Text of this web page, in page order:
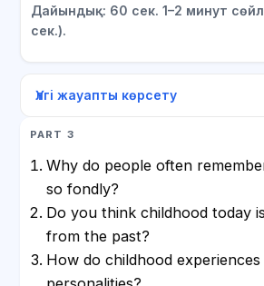
Дайындық: 60 сек. 1–2 минут
сек.).
Үлгі жауапты көрсету
PART 3
Why do people often
so fondly?
Do you think childhood today
from the past?
How do childhood